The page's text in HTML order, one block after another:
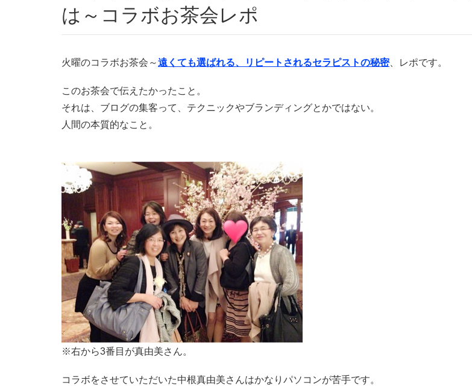
は～コラボお茶会レポ
火曜のコラボお茶会～遠くても選ばれる、リピートされるセラピストの秘密、レポです。
このお茶会で伝えたかったこと。
それは、ブログの集客って、テクニックやブランディングとかではない。
人間の本質的なこと。
※右から3番目が真由美さん。
コラボをさせていただいた中根真由美さんはかなりパソコンが苦手です。